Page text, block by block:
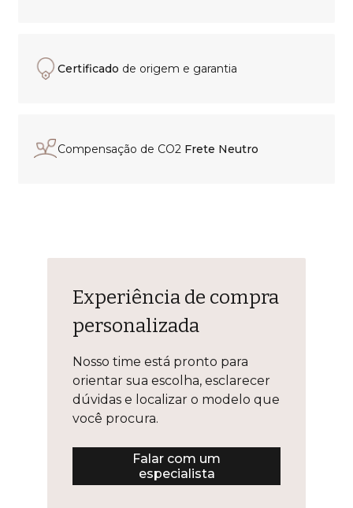
Certificado de origem e garantia
Compensação de CO2 Frete Neutro
Experiência de compra
personalizada
Nosso time está pronto para
orientar sua escolha, esclarecer
dúvidas e localizar o modelo que
você procura.
Falar com um
especialista